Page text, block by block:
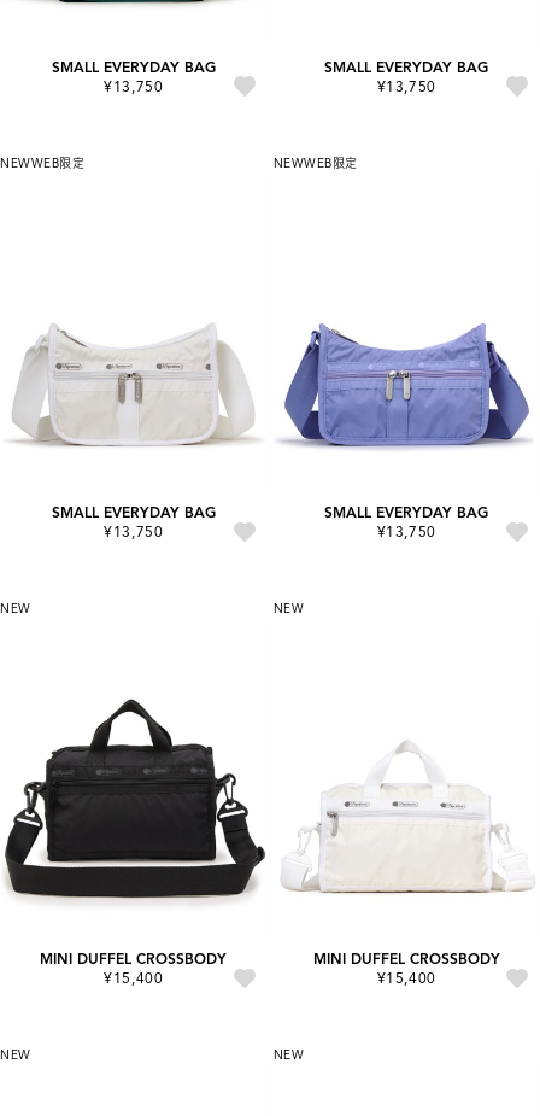
SMALL EVERYDAY BAG
¥13,750
SMALL EVERYDAY BAG
¥13,750
NEWWEB限定
SMALL EVERYDAY BAG
¥13,750
NEWWEB限定
SMALL EVERYDAY BAG
¥13,750
NEW
MINI DUFFEL CROSSBODY
¥15,400
NEW
MINI DUFFEL CROSSBODY
¥15,400
NEW NEW